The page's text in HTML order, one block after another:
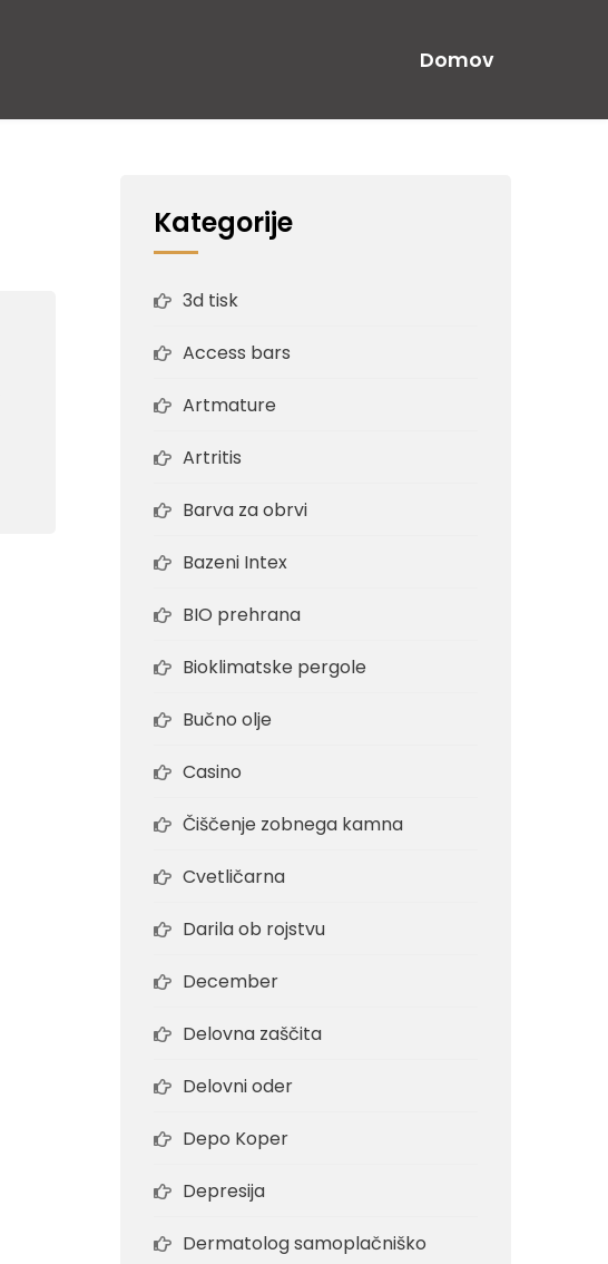
Domov
Kategorije
3d tisk
Access bars
Artmature
Artritis
Barva za obrvi
Bazeni Intex
BIO prehrana
Bioklimatske pergole
Bučno olje
Casino
Čiščenje zobnega kamna
Cvetličarna
Darila ob rojstvu
December
Delovna zaščita
Delovni oder
Depo Koper
Depresija
Dermatolog samoplačniško